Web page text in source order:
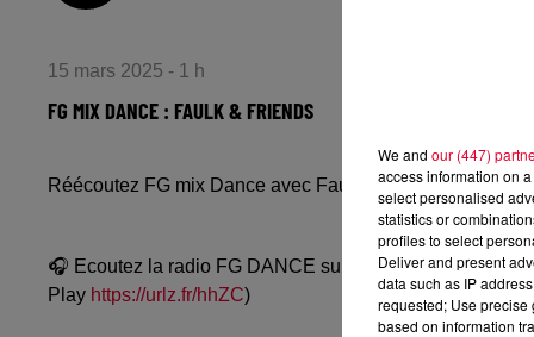
15 mars 2025 - 1 h
FG MIX DANCE : FAULK & FRIENDS
Réécoutez FG mix Dance avec Faulk & Friends du
🎧 Ecoutez la radio FG DANCE sur
www.radiofg.com/fg-
Play https://urlz.fr/hhZC)
We and our (447)
access information on
select personalised
statistics or
profiles to select
Deliver and present
data such as IP
requested; Use precise
based on information